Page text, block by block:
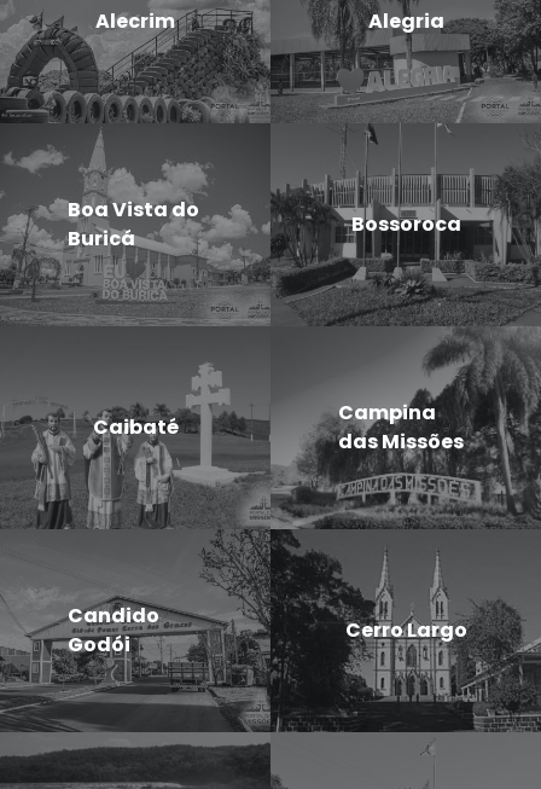
Alecrim Alegria
Boa Vista do
Buricá
Bossoroca
Caibaté
Campina
das Missões
Candido
Godói
Cerro Largo